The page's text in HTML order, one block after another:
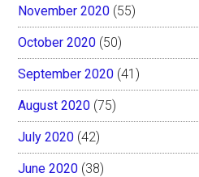
November 2020 (55)
October 2020 (50)
September 2020 (41)
August 2020 (75)
July 2020 (42)
June 2020 (38)